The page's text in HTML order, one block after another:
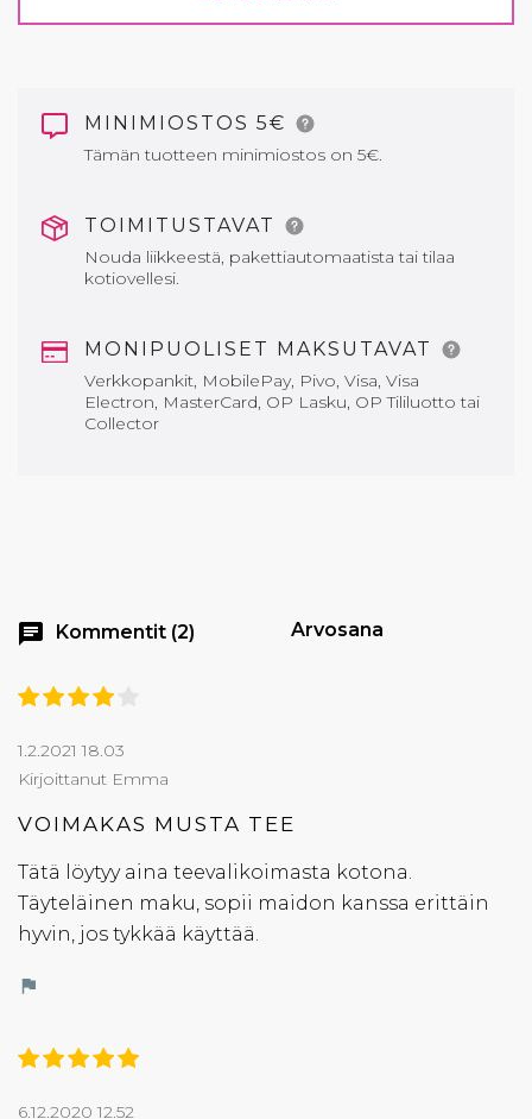
MINIMIOSTOS 5€
Tämän tuotteen minimiostos on 5€.
TOIMITUSTAVAT
Nouda liikkeestä, pakettiautomaatista tai tilaa
kotiovellesi.
MONIPUOLISET MAKSUTAVAT
Verkkopankit, MobilePay, Pivo, Visa, Visa
Electron, MasterCard, OP Lasku, OP Tililuotto tai
Collector
chat Kommentit (2) Arvosana
1.2.2021 18.03
Kirjoittanut Emma
VOIMAKAS MUSTA TEE
Tätä löytyy aina teevalikoimasta kotona.
Täyteläinen maku, sopii maidon kanssa erittäin
hyvin, jos tykkää käyttää.
flag
6.12.2020 12.52